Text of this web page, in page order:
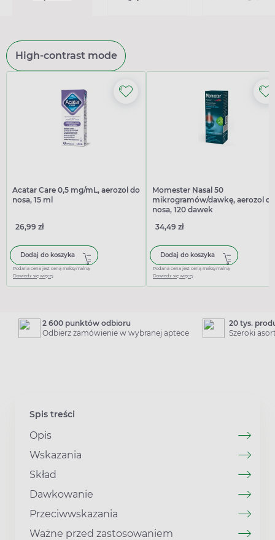
High-contrast mode
Acatar Care 0,5 mg/mL, aerozol do
nosa, 15 ml
26,99 zł
Dodaj do koszyka
Podana cena jest ceną maksymalną
Dowiedz się więcej
Momester Nasal 50
mikrogramów/dawkę, aerozol do
nosa, 120 dawek
34,49 zł
Dodaj do koszyka
Podana cena jest ceną maksymalną
Dowiedz się więcej
2 600 punktów odbioru
Odbierz zamówienie w wybranej aptece
20 tys.
Szeroki
Spis treści
Opis
Wskazania
Skład
Dawkowanie
Przeciwwskazania
Ważne przed zastosowaniem